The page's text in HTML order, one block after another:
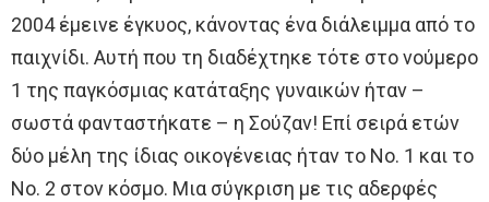
2004 έμεινε έγκυος, κάνοντας ένα διάλειμμα από το
παιχνίδι. Αυτή που τη διαδέχτηκε τότε στο νούμερο
1 της παγκόσμιας κατάταξης γυναικών ήταν –
σωστά φανταστήκατε – η Σούζαν! Επί σειρά ετών
δύο μέλη της ίδιας οικογένειας ήταν το Νο. 1 και το
Νο. 2 στον κόσμο. Μια σύγκριση με τις αδερφές